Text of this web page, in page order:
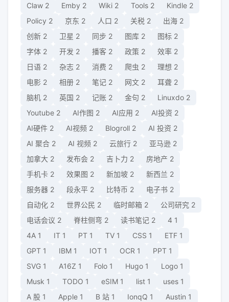
Claw 2 Emby 2 Wiki 2 Tools 2 Kindle 2
Policy 2 京东 2 人口 2 关税 2 出海 2
创新 2 卫星 2 同步 2 图库 2 图标 2
字体 2 开发 2 播客 2 政策 2 效率 2
日语 2 杂志 2 消费 2 爬虫 2 理想 2
电影 2 相册 2 笔记 2 网文 2 耳聋 2
脑机 2 英国 2 记账 2 金句 2 Linuxdo 2
Youtube 2 AI作图 2 AI应用 2 AI投资 2
AI硬件 2 AI视频 2 Blogroll 2 AI 投资 2
AI 聚合 2 AI 视频 2 云旅行 2 亚马逊 2
加拿大 2 发布会 2 吉卜力 2 房地产 2
手机卡 2 效果图 2 新加坡 2 新西兰 2
服务器 2 段永平 2 比特币 2 电子书 2
自动化 2 世界公民 2 临时邮箱 2 公司研究 2
电话会议 2 脊柱侧弯 2 读书笔记 2 4 1
4A 1 IT 1 PT 1 TV 1 CSS 1 ETF 1
GPT 1 IBM 1 IOT 1 OCR 1 PPT 1
SVG 1 A16Z 1 Folo 1 Hugo 1 Logo 1
Musk 1 TODO 1 eSIM 1 list 1 uses 1
A 股 1 Apple 1 B 站 1 IonqQ 1 Austin 1